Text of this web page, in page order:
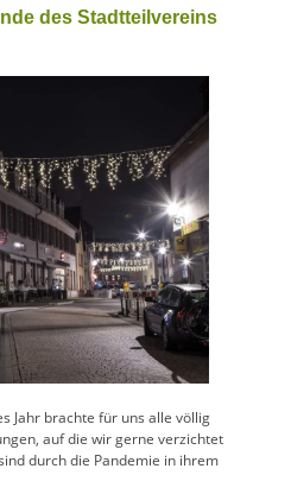
des Stadtteilvereins
Jahr brachte für uns alle völlig
auf die wir gerne verzichtet
durch die Pandemie in ihrem